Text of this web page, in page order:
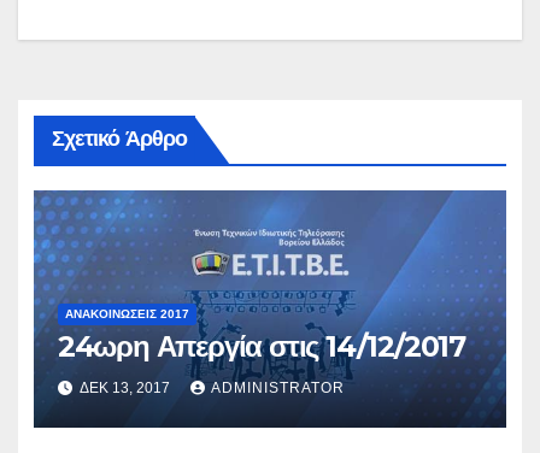
Σχετικό Άρθρο
ΑΝΑΚΟΙΝΏΣΕΙΣ 2017
24ωρη Απεργία στις 14/12/2017
ΔΕΚ 13, 2017 ADMINISTRATOR